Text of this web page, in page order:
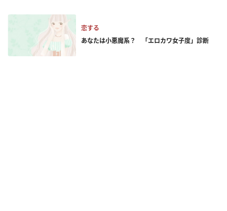
恋する
あなたは小悪魔系？ 「エロカワ女子度」診断